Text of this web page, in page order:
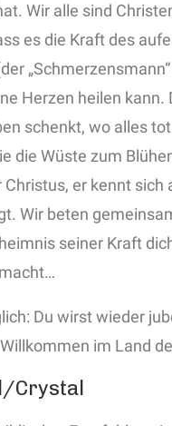
Wir alle sind
es die Kraft des
Herzen heilen kann.
schenkt, wo alles
die Wüste zum
er kennt sich
Wir beten
seiner Kraft
Du wirst wieder
im Land
Crystal